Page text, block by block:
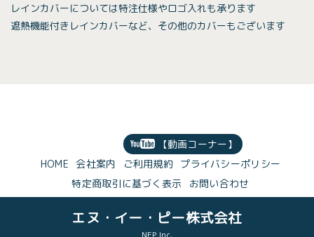
レインカバーについては特注仕様やロゴ入れも承ります
遮熱機能付きレインカバーなど、その他のカバーもございます
【動画コーナー】
HOME 会社案内 ご利用規約 プライバシーポリシー
特定商取引に基づく表示
お問い合わせ
エヌ・イー・ピー株式会社